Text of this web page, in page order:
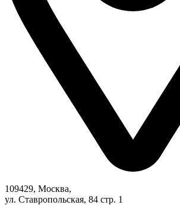
109429, Москва,
ул. Ставропольская, 84 стр. 1